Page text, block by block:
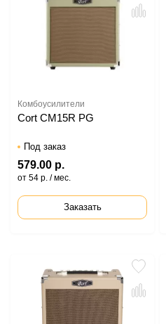
Комбоусилители
Cort CM15R PG
Под заказ
579.00 р.
от 54 р. / мес.
Заказать